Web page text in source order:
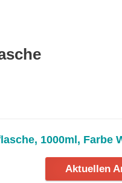
1000ml, Farbe
Aktuellen